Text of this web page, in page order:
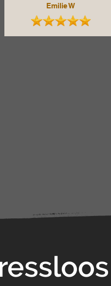
Emilie W